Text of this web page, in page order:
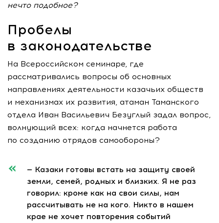
нечто подобное?
Пробелы
в законодательстве
На Всероссийском семинаре, где
рассматривались вопросы об основных
направлениях деятельности казачьих обществ
и механизмах их развития, атаман Таманского
отдела Иван Васильевич Безуглый задал вопрос,
волнующий всех: когда начнется работа
по созданию отрядов самообороны?
— Казаки готовы встать на защиту своей
земли, семей, родных и близких. Я не раз
говорил: кроме как на свои силы, нам
рассчитывать не на кого. Никто в нашем
крае не хочет повторения событий